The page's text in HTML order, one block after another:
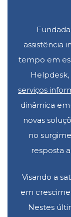
assistência
tempo em
serviços
dinâmica
novas
no
resposta
Visando a
em
Nestes